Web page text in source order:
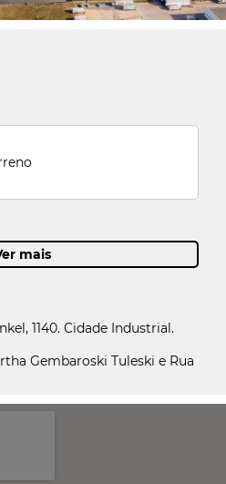
mais
1140. Cidade Industrial.
Gembaroski Tuleski e Rua